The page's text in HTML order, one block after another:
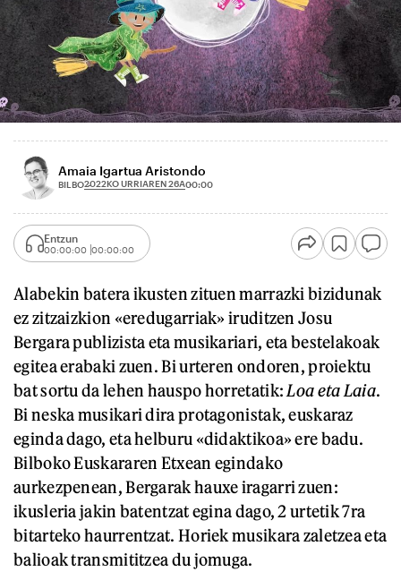
Amaia Igartua Aristondo
BILBO2022KO URRIAREN 26A00:00
Entzun
00:00:00 00:00:00
Alabekin batera ikusten zituen marrazki bizidunak
ez zitzaizkion «eredugarriak» iruditzen Josu
Bergara publizista eta musikariari, eta bestelakoak
egitea erabaki zuen. Bi urteren ondoren, proiektu
bat sortu da lehen hauspo horretatik: Loa eta Laia.
Bi neska musikari dira protagonistak, euskaraz
eginda dago, eta helburu «didaktikoa» ere badu.
Bilboko Euskararen Etxean egindako
aurkezpenean, Bergarak hauxe iragarri zuen:
ikusleria jakin batentzat egina dago, 2 urtetik 7ra
bitarteko haurrentzat. Horiek musikara zaletzea eta
balioak transmititzea du jomuga.